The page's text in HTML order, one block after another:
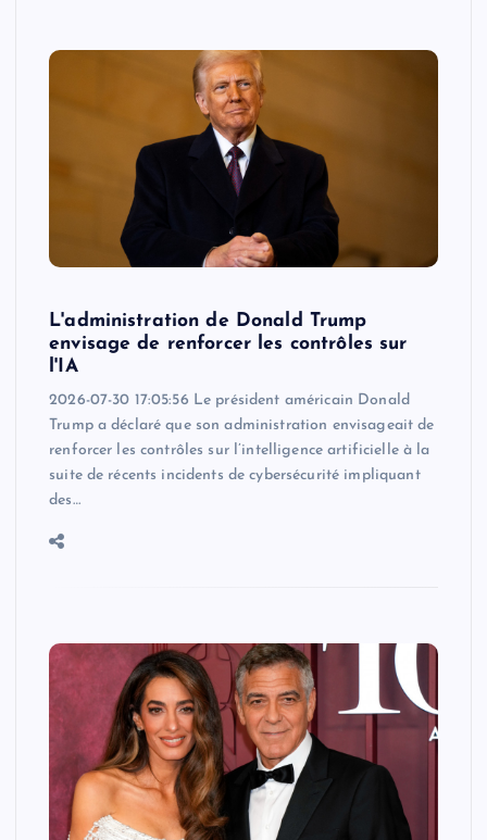
L'administration de Donald Trump
envisage de renforcer les contrôles sur
l'IA
2026-07-30 17:05:56 Le président américain Donald
Trump a déclaré que son administration envisageait de
renforcer les contrôles sur l’intelligence artificielle à la
suite de récents incidents de cybersécurité impliquant
des…